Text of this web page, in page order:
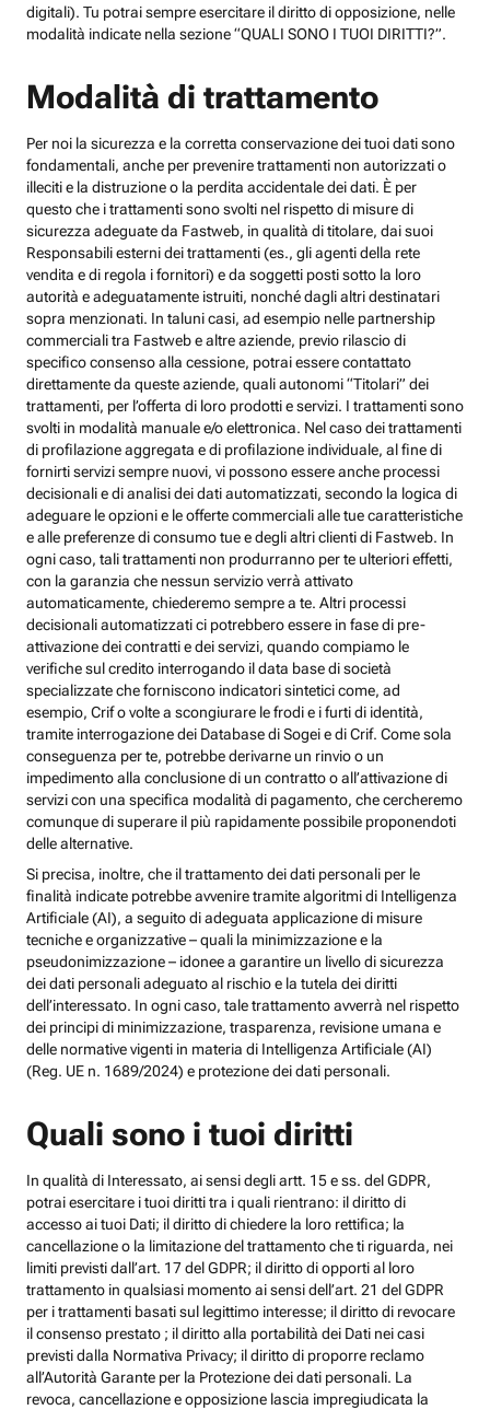
digitali). Tu potrai sempre esercitare il diritto di opposizione, nelle
modalità indicate nella sezione “QUALI SONO I TUOI DIRITTI?”.
Modalità di trattamento
Per noi la sicurezza e la corretta conservazione dei tuoi dati sono
fondamentali, anche per prevenire trattamenti non autorizzati o
illeciti e la distruzione o la perdita accidentale dei dati. È per
questo che i trattamenti sono svolti nel rispetto di misure di
sicurezza adeguate da Fastweb, in qualità di titolare, dai suoi
Responsabili esterni dei trattamenti (es., gli agenti della rete
vendita e di regola i fornitori) e da soggetti posti sotto la loro
autorità e adeguatamente istruiti, nonché dagli altri destinatari
sopra menzionati. In taluni casi, ad esempio nelle partnership
commerciali tra Fastweb e altre aziende, previo rilascio di
specifico consenso alla cessione, potrai essere contattato
direttamente da queste aziende, quali autonomi “Titolari” dei
trattamenti, per l’offerta di loro prodotti e servizi. I trattamenti sono
svolti in modalità manuale e/o elettronica. Nel caso dei trattamenti
di profilazione aggregata e di profilazione individuale, al fine di
fornirti servizi sempre nuovi, vi possono essere anche processi
decisionali e di analisi dei dati automatizzati, secondo la logica di
adeguare le opzioni e le offerte commerciali alle tue caratteristiche
e alle preferenze di consumo tue e degli altri clienti di Fastweb. In
ogni caso, tali trattamenti non produrranno per te ulteriori effetti,
con la garanzia che nessun servizio verrà attivato
automaticamente, chiederemo sempre a te. Altri processi
decisionali automatizzati ci potrebbero essere in fase di pre-
attivazione dei contratti e dei servizi, quando compiamo le
verifiche sul credito interrogando il data base di società
specializzate che forniscono indicatori sintetici come, ad
esempio, Crif o volte a scongiurare le frodi e i furti di identità,
tramite interrogazione dei Database di Sogei e di Crif. Come sola
conseguenza per te, potrebbe derivarne un rinvio o un
impedimento alla conclusione di un contratto o all’attivazione di
servizi con una specifica modalità di pagamento, che cercheremo
comunque di superare il più rapidamente possibile proponendoti
delle alternative.
Si precisa, inoltre, che il trattamento dei dati personali per le
finalità indicate potrebbe avvenire tramite algoritmi di Intelligenza
Artificiale (AI), a seguito di adeguata applicazione di misure
tecniche e organizzative – quali la minimizzazione e la
pseudonimizzazione – idonee a garantire un livello di sicurezza
dei dati personali adeguato al rischio e la tutela dei diritti
dell’interessato. In ogni caso, tale trattamento avverrà nel rispetto
dei principi di minimizzazione, trasparenza, revisione umana e
delle normative vigenti in materia di Intelligenza Artificiale (AI)
(Reg. UE n. 1689/2024) e protezione dei dati personali.
Quali sono i tuoi diritti
In qualità di Interessato, ai sensi degli artt. 15 e ss. del GDPR,
potrai esercitare i tuoi diritti tra i quali rientrano: il diritto di
accesso ai tuoi Dati; il diritto di chiedere la loro rettifica; la
cancellazione o la limitazione del trattamento che ti riguarda, nei
limiti previsti dall’art. 17 del GDPR; il diritto di opporti al loro
trattamento in qualsiasi momento ai sensi dell’art. 21 del GDPR
per i trattamenti basati sul legittimo interesse; il diritto di revocare
il consenso prestato ; il diritto alla portabilità dei Dati nei casi
previsti dalla Normativa Privacy; il diritto di proporre reclamo
all’Autorità Garante per la Protezione dei dati personali. La
revoca, cancellazione e opposizione lascia impregiudicata la